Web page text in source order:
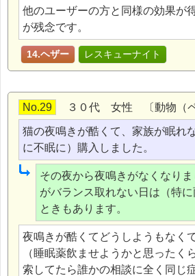
他のユーザーの方と同様の効果が
が残念です。
14.ヘザー レスキューナイト
No.29 ３０代 女性 〔動物（
猫の夜鳴きが酷くて、家族が眠れ
に不眠に）購入しました。
その夜から夜鳴きがなくなり
がバランス取れない日は（特
ときもあります。
夜鳴きが酷くてどうしようもなく
（睡眠薬飲ませようかと思ったく
索してたら誰かの相談に全く同じ